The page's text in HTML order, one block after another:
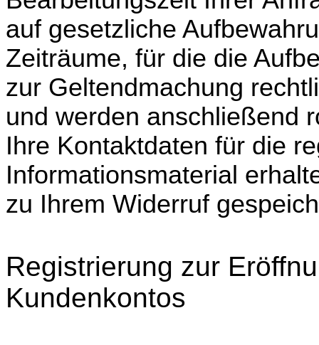
auf gesetzliche
Zeiträume, für die die
zur Geltendmachung
und werden anschließend
Ihre Kontaktdaten für die
Informationsmaterial
zu Ihrem Widerruf
Registrierung zur
Kundenkontos